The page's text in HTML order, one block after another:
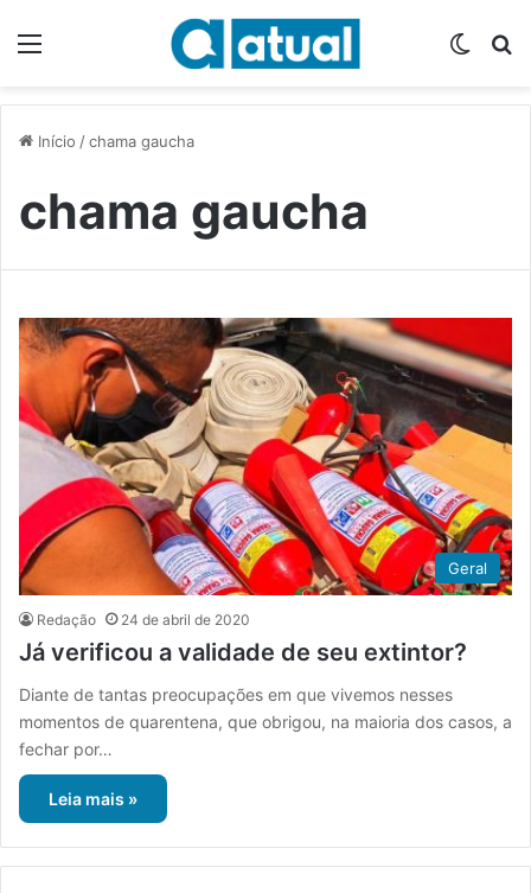
Início /chama gaucha
chama gaucha
Geral
Redação 24 de abril de 2020
Já verificou a validade de seu extintor?
Diante de tantas preocupações em que vivemos nesses
momentos de quarentena, que obrigou, na maioria dos casos, a
fechar por…
Leia mais »